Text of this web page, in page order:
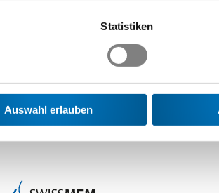
Statistiken
Auswahl erlauben